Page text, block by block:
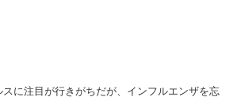
に注目が行きがちだが、インフルエンザを忘